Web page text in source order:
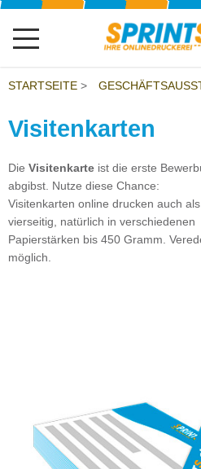
STARTSEITE >
Visitenkarten
Die Visitenkarte ist die erste
abgibst. Nutze diese Chance:
Visitenkarten online drucken auch
vierseitig, natürlich in verschiedenen
Papierstärken bis 450 Gramm.
möglich.